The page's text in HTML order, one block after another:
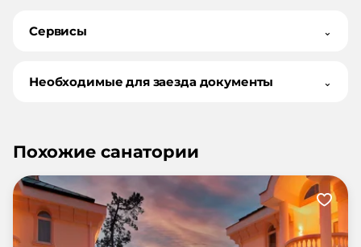
Сервисы ⌄
Необходимые для заезда документы ⌄
Похожие санатории